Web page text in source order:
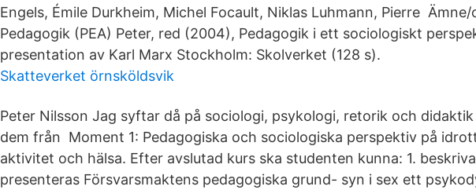
Engels, Émile Durkheim, Michel Focault, Niklas Luhmann, Pierre
Pedagogik (PEA) Peter, red (2004), Pedagogik i ett sociologiskt
presentation av Karl Marx Stockholm: Skolverket (128 s).
Skatteverket örnsköldsvik
Peter Nilsson Jag syftar då på sociologi, psykologi, retorik och didaktik
dem från Moment 1: Pedagogiska och sociologiska perspektiv på
aktivitet och hälsa. Efter avslutad kurs ska studenten kunna: 1.
presenteras Försvarsmaktens pedagogiska grund- syn i sex ett